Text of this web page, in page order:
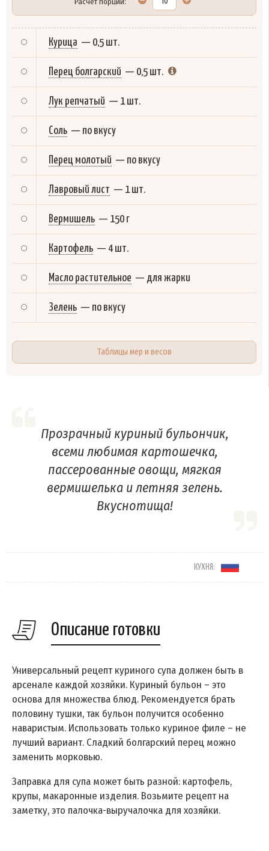
Курица — 0,5 шт.
Перец болгарский — 0,5 шт.
Лук репчатый — 1 шт.
Соль — по вкусу
Перец молотый — по вкусу
Лавровый лист — 1 шт.
Вермишель — 150 г
Картофель — 4 шт.
Масло растительное — для жарки
Зелень — по вкусу
Таблицы мер и весов
Прозрачный куриный бульончик,
всеми любимая картошечка,
пассерованные овощи, мягкая
вермишелька и летняя зелень.
Вкуснотища!
КУХНЯ:
Описание готовки
Универсальный рецепт куриного супа должен быть в
арсенале каждой хозяйки. Куриный бульон – это
основа для множества блюд. Рекомендуется брать
половину тушки, так бульон получится особенно
наваристым. Использовать только куриное филе – не
лучший вариант. Сладкий болгарский перец можно
заменить морковью.
Заправка для супа может быть разной: картофель,
крупы, макаронные изделия. Возьмите рецепт на
заметку, это палочка-выручалочка для хозяйки.